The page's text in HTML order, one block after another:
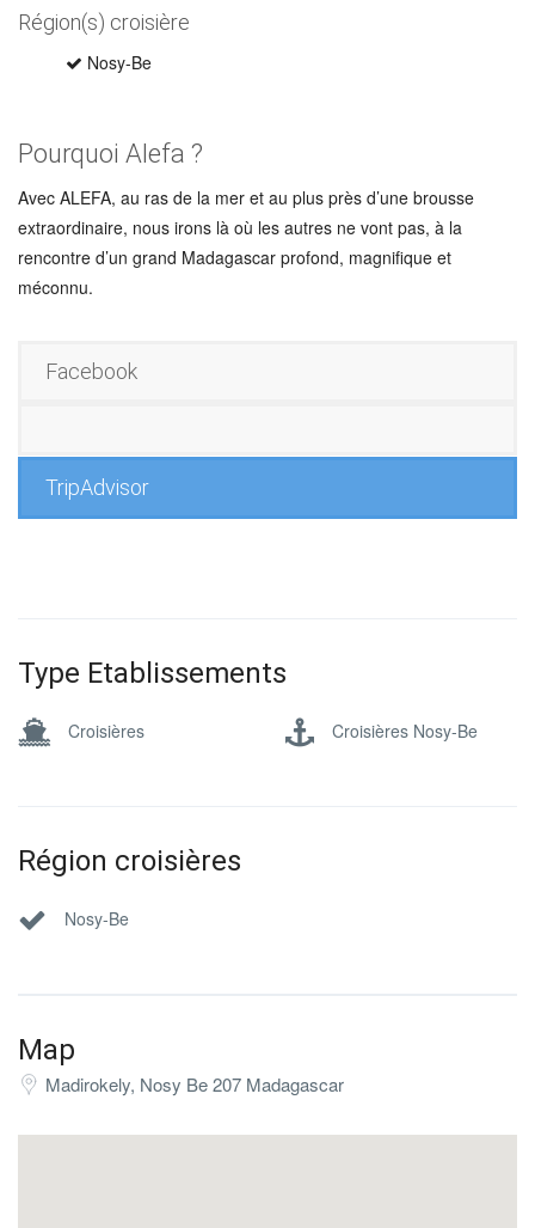
Région(s) croisière
Nosy-Be
Pourquoi Alefa ?
Avec ALEFA, au ras de la mer et au plus près d’une brousse
extraordinaire, nous irons là où les autres ne vont pas, à la
rencontre d’un grand Madagascar profond, magnifique et
méconnu.
Facebook
TripAdvisor
Type Etablissements
Croisières Croisières Nosy-Be
Région croisières
Nosy-Be
Map
Madirokely, Nosy Be 207 Madagascar